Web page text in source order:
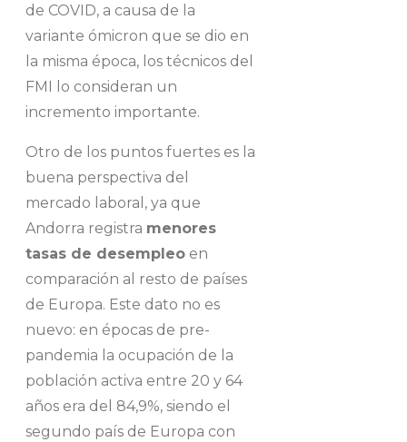
de COVID, a causa de la
variante ómicron que se dio en
la misma época, los técnicos del
FMI lo consideran un
incremento importante.
Otro de los puntos fuertes es la
buena perspectiva del
mercado laboral, ya que
Andorra registra menores
tasas de desempleo en
comparación al resto de países
de Europa. Este dato no es
nuevo: en épocas de pre-
pandemia la ocupación de la
población activa entre 20 y 64
años era del 84,9%, siendo el
segundo país de Europa con